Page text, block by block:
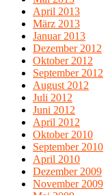
April 2013
März 2013
Januar 2013
Dezember 2012
Oktober 2012
September 2012
August 2012
Juli 2012
Juni 2012
April 2012
Oktober 2010
September 2010
April 2010
Dezember 2009
November 2009